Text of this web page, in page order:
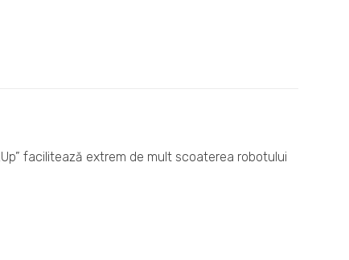
facilitează extrem de mult scoaterea robotului